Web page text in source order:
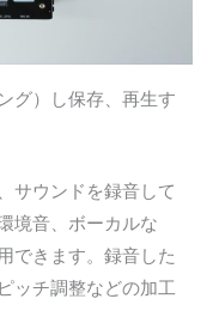
グ）し保存、再生す
サウンドを録音して
境音、ボーカルな
できます。録音した
ッチ調整などの加工